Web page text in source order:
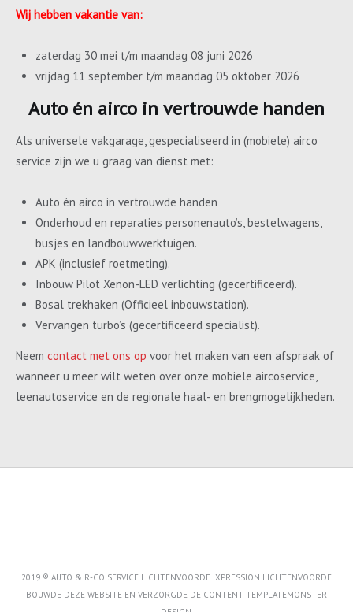
Wij hebben vakantie van:
zaterdag 30 mei t/m maandag 08 juni 2026
vrijdag 11 september t/m maandag 05 oktober 2026
Auto én airco in vertrouwde handen
Als universele vakgarage, gespecialiseerd in (mobiele) airco
service zijn we u graag van dienst met:
Auto én airco in vertrouwde handen
Onderhoud en reparaties personenauto’s, bestelwagens,
busjes en landbouwwerktuigen.
APK (inclusief roetmeting).
Inbouw Pilot Xenon-LED verlichting (gecertificeerd).
Bosal trekhaken (Officieel inbouwstation).
Vervangen turbo’s (gecertificeerd specialist).
Neem contact met ons op voor het maken van een afspraak of
wanneer u meer wilt weten over onze mobiele aircoservice,
leenautoservice en de regionale haal- en brengmogelijkheden.
2019 ® AUTO & R-CO SERVICE LICHTENVOORDE IXPRESSION LICHTENVOORDE
BOUWDE DEZE WEBSITE EN VERZORGDE DE CONTENT TEMPLATEMONSTER